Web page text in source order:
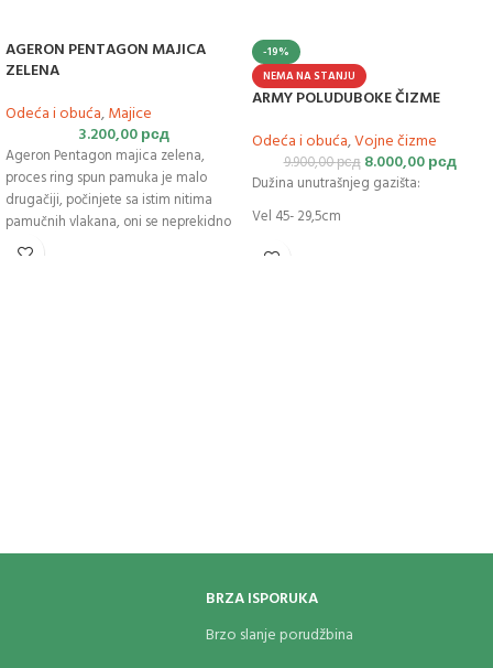
AGERON PENTAGON MAJICA
ZELENA
Odeća i obuća,Majice
3.200,00рсд
Ageron Pentagon majica zelena,
proces ring spun pamuka je malo
drugačiji, počinjete sa istim nitima
pamučnih vlakana, oni se neprekidno
-19%
NEMA NA STANJU
ARMY POLUDUBOKE ČIZME
Odeća i obuća,Vojne čizme
9.900,00рсд 8.000,00рсд
Dužina unutrašnjeg gazišta:
Vel 45- 29,5cm
BRZA ISPORUKA
Brzo slanje porudžbina